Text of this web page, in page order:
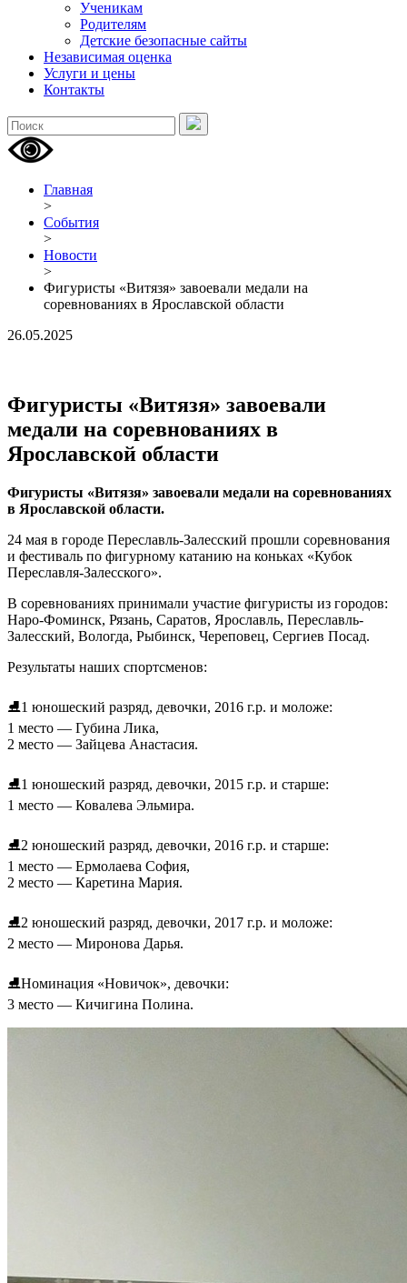
Ученикам
Родителям
Детские безопасные сайты
Независимая оценка
Услуги и цены
Контакты
Главная
>
События
>
Новости
>
Фигуристы «Витязя» завоевали медали на
соревнованиях в Ярославской области
26.05.2025
Фигуристы «Витязя» завоевали
медали на соревнованиях в
Ярославской области
Фигуристы «Витязя» завоевали медали на соревнованиях
в Ярославской области.
24 мая в городе Переславль-Залесский прошли соревнования
и фестиваль по фигурному катанию на коньках «Кубок
Переславля-Залесского».
В соревнованиях принимали участие фигуристы из городов:
Наро-Фоминск, Рязань, Саратов, Ярославль, Переславль-
Залесский, Вологда, Рыбинск, Череповец, Сергиев Посад.
Результаты наших спортсменов:
⛸1 юношеский разряд, девочки, 2016 г.р. и моложе:
1 место — Губина Лика,
2 место — Зайцева Анастасия.
⛸1 юношеский разряд, девочки, 2015 г.р. и старше:
1 место — Ковалева Эльмира.
⛸2 юношеский разряд, девочки, 2016 г.р. и старше:
1 место — Ермолаева София,
2 место — Каретина Мария.
⛸2 юношеский разряд, девочки, 2017 г.р. и моложе:
2 место — Миронова Дарья.
⛸Номинация «Новичок», девочки:
3 место — Кичигина Полина.